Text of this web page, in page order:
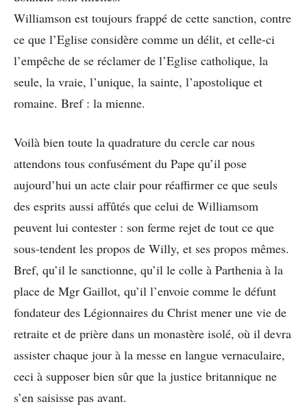
Williamson est toujours frappé de cette sanction, contre
ce que l’Eglise considère comme un délit, et celle-ci
l’empêche de se réclamer de l’Eglise catholique, la
seule, la vraie, l’unique, la sainte, l’apostolique et
romaine. Bref : la mienne.
Voilà bien toute la quadrature du cercle car nous
attendons tous confusément du Pape qu’il pose
aujourd’hui un acte clair pour réaffirmer ce que seuls
des esprits aussi affûtés que celui de Williamsom
peuvent lui contester : son ferme rejet de tout ce que
sous-tendent les propos de Willy, et ses propos mêmes.
Bref, qu’il le sanctionne, qu’il le colle à Parthenia à la
place de Mgr Gaillot, qu’il l’envoie comme le défunt
fondateur des Légionnaires du Christ mener une vie de
retraite et de prière dans un monastère isolé, où il devra
assister chaque jour à la messe en langue vernaculaire,
ceci à supposer bien sûr que la justice britannique ne
s’en saisisse pas avant.